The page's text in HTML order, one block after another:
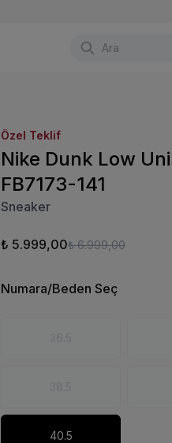
Özel Teklif
Nike Dunk Low
FB7173-141
Sneaker
₺ 5.999,00₺ 6.999,00
Numara/Beden Seç
40.5